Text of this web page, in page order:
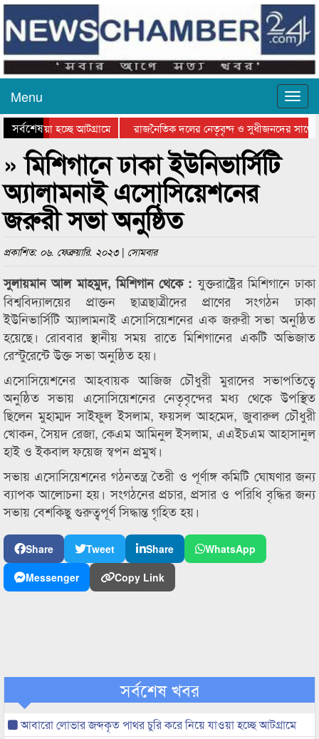
Menu
সর্বশেষ
যাওয়া হচ্ছে আটগ্রামে
রাজনৈতিক দলের নেতৃবৃন্দ ও সুধীজনদের সাথে
পুরস্কার বিতরণ সম্পন্ন
সিলেটে বাংলাদেশ গ্রুপ থিয়েটার
» মিশিগানে ঢাকা ইউনিভার্সিটি
অ্যালামনাই এসোসিয়েশনের
জরুরী সভা অনুষ্ঠিত
প্রকাশিত: ০৬. ফেব্রুয়ারি. ২০২৩ | সোমবার
সুলায়মান আল মাহমুদ, মিশিগান থেকে : যুক্তরাষ্ট্রের মিশিগানে ঢাকা
বিশ্ববিদ্যালয়ের প্রাক্তন ছাত্রছাত্রীদের প্রাণের সংগঠন ঢাকা
ইউনিভার্সিটি অ্যালামনাই এসোসিয়েশনের এক জরুরী সভা অনুষ্ঠিত
হয়েছে। রোববার স্থানীয় সময় রাতে মিশিগানের একটি অভিজাত
রেস্টুরেন্টে উক্ত সভা অনুষ্ঠিত হয়।
এসোসিয়েশনের আহবায়ক আজিজ চৌধুরী মুরাদের সভাপতিত্বে
অনুষ্ঠিত সভায় এসোসিয়েশনের নেতৃবৃন্দের মধ্য থেকে উপস্থিত
ছিলেন মুহাম্মদ সাইফুল ইসলাম, ফয়সল আহমেদ, জুবারুল চৌধুরী
খোকন, সৈয়দ রেজা, কেএম আমিনুল ইসলাম, এএইচএম আহাসানুল
হাই ও ইকবাল ফয়েজ স্বপন প্রমুখ।
সভায় এসোসিয়েশনের গঠনতন্ত্র তৈরী ও পূর্ণাঙ্গ কমিটি ঘোষণার জন্য
ব্যাপক আলোচনা হয়। সংগঠনের প্রচার, প্রসার ও পরিধি বৃদ্ধির জন্য
সভায় বেশকিছু গুরুত্বপূর্ণ সিদ্ধান্ত গৃহিত হয়।
Share Tweet Share
WhatsApp
Messenger
Copy Link
সর্বশেষ খবর
আবারো লোভার জব্দকৃত পাথর চুরি করে নিয়ে যাওয়া হচ্ছে আটগ্রামে